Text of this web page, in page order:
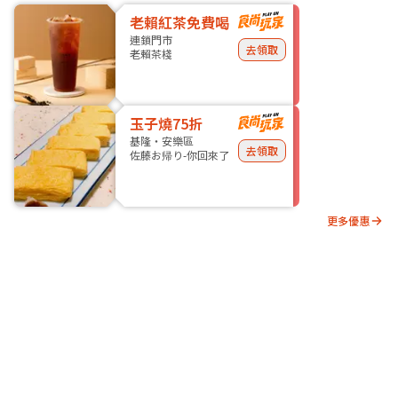
老賴紅茶免費喝
連鎖門市
老賴茶棧
去領取
玉子燒75折
基隆・安樂區
佐藤お帰り-你回來了
去領取
更多優惠